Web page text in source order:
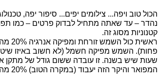
הכול טוב ויפה... צילומים יפים... סיפור יפה,
נהדר – עד שאתה מתחיל לבדוק פרטים – כמו
קטנוניות מסוג זה.
שעות שיש בשנה. זו עובדה ששום גודל של מתקן
המפואר והיקר הזה יעבוד (במקרה הטוב) 20% מהזמן.